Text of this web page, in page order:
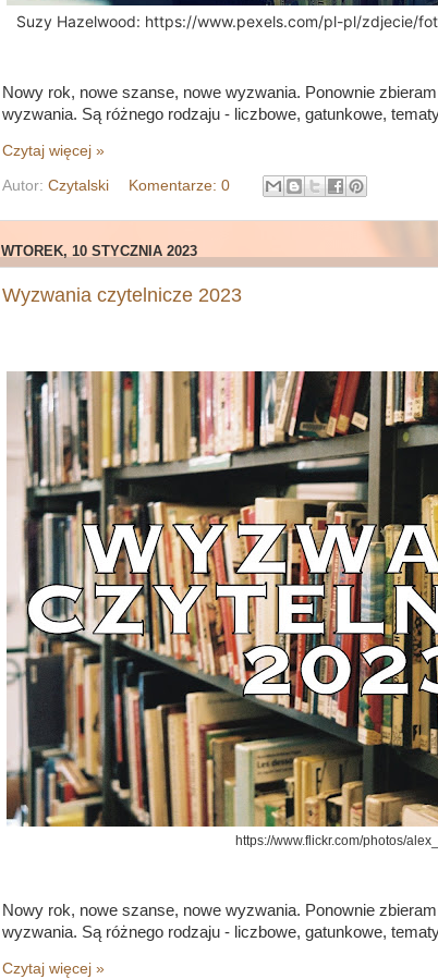
Suzy Hazelwood: https://www.pexels.com/pl-pl/zdjecie/
Nowy rok, nowe szanse, nowe wyzwania. Ponownie
wyzwania. Są różnego rodzaju - liczbowe, gatunkowe,
Czytaj więcej »
Autor: Czytalski Komentarze: 0
WTOREK, 10 STYCZNIA 2023
Wyzwania czytelnicze 2023
https://www.flickr.com/photos/
Nowy rok, nowe szanse, nowe wyzwania. Ponownie
wyzwania. Są różnego rodzaju - liczbowe, gatunkowe,
Czytaj więcej »